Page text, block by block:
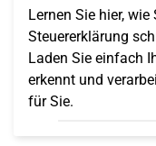
Lernen Sie hier, wie
Steuererklärung
Laden Sie einfach
erkennt und
für Sie.